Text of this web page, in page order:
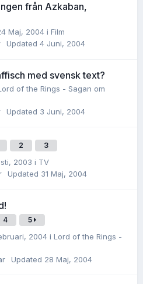
från Azkaban,
Maj, 2004 i Film
Updated 4 Juni, 2004
med svensk text?
of the Rings - Sagan om
Updated 3 Juni, 2004
2 3
2003 i TV
Updated 31 Maj, 2004
4 5
2004 i Lord of the Rings -
Updated 28 Maj, 2004